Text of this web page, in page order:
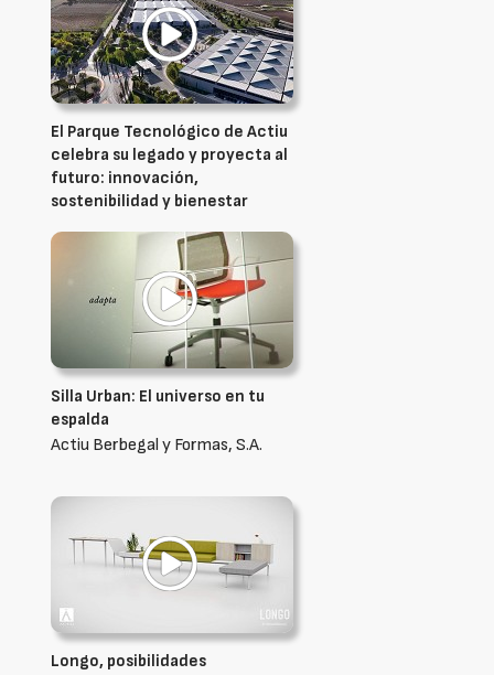
El Parque Tecnológico de Actiu
celebra su legado y proyecta al
futuro: innovación,
sostenibilidad y bienestar
Silla Urban: El universo en tu
espalda
Actiu Berbegal y Formas, S.A.
Longo, posibilidades